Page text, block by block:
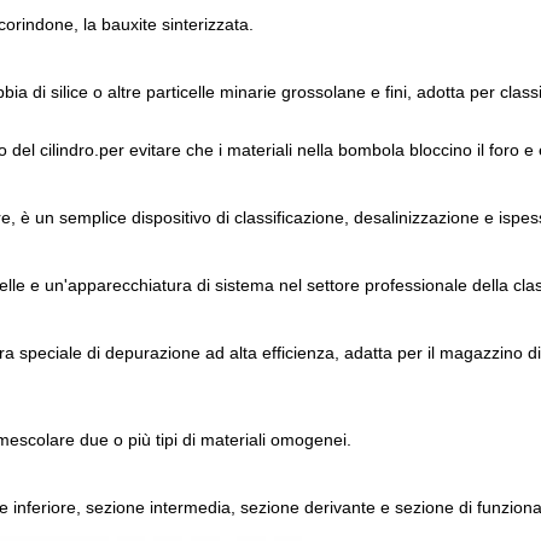
la bauxite sinterizzata.
di silice o altre particelle minarie grossolane e fini, adotta per
cilindro.per evitare che i materiali nella bombola bloccino il foro
è un semplice dispositivo di classificazione, desalinizzazione e
e un'apparecchiatura di sistema nel settore professionale della
speciale di depurazione ad alta efficienza, adatta per il magazzino
due o più tipi di materiali omogenei.
sezione intermedia, sezione derivante e sezione di